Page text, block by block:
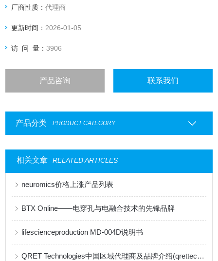
厂商性质：代理商
更新时间： 2026-01-05
访 问 量：3906
产品咨询 联系我们
产品分类 PRODUCT CATEGORY
相关文章 RELATED ARTICLES
neuromics价格上涨产品列表
BTX Online——电穿孔与电融合技术的先锋品牌
lifescienceproduction MD-004D说明书
QRET Technologies中国区域代理商及品牌介绍(qrettech特约代理)